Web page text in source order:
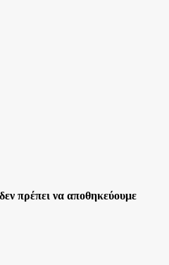
πρέπει να αποθηκεύουμε